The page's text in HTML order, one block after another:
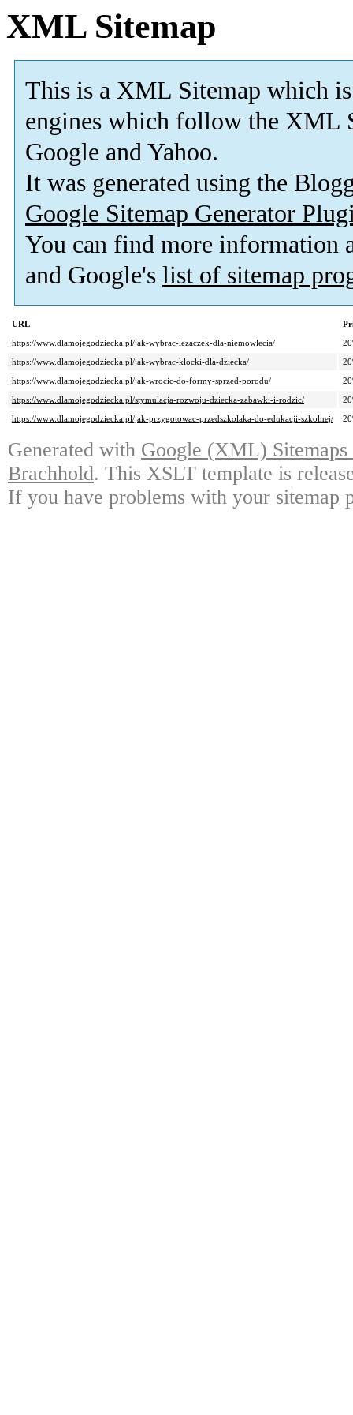
XML Sitemap
This is a XML Sitemap which is
engines which follow the XML
Google and Yahoo.
It was generated using the
Google Sitemap Generator
You can find more information
and Google's list of sitemap
URL
https://www.dlamojegodziecka.pl/jak-wybrac-lezaczek-dla-niemowlecia/
https://www.dlamojegodziecka.pl/jak-wybrac-klocki-dla-dziecka/
https://www.dlamojegodziecka.pl/jak-wrocic-do-formy-sprzed-porodu/
https://www.dlamojegodziecka.pl/stymulacja-rozwoju-dziecka-zabawki-i-rodzic/
https://www.dlamojegodziecka.pl/jak-przygotowac-przedszkolaka-do-edukacji-szkolnej/
Generated with Google (XML)
Brachhold. This XSLT template is
If you have problems with your sitemap